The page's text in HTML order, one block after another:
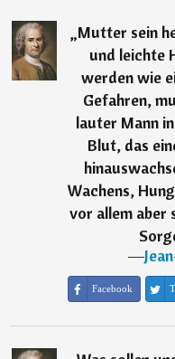
„Mutter sein
und leichte
werden wie
Gefahren,
lauter Mann
Blut, das
Wachens,
vor allem aber
―
Facebook